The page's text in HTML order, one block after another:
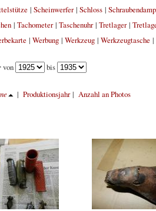
| Scheinwerfer| Schloss|
| Tachometer| Taschenuhr| Tretlager|
| Werbung| Werkzeug| Werkzeugtasche|
von bis
| Produktionsjahr| Anzahl an Photos